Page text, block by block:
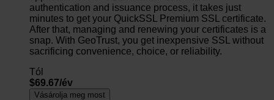
authentication and issuance process, it takes just
minutes to get your QuickSSL Premium SSL certificate.
After that, managing and renewing your certificates is a
snap. With GeoTrust, you get inexpensive SSL without
sacrificing convenience, choice, or reliability.
Tól
$69.67/év
Vásárolja meg most